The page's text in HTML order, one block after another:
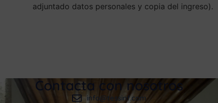
adjuntado datos personales y copia del ingreso).
Contacta con nosotros
info@tessinf.com